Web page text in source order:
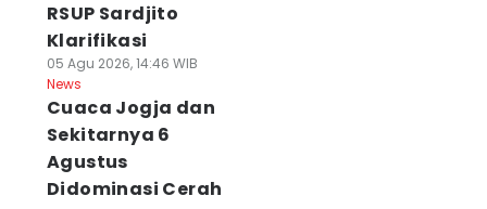
RSUP Sardjito
Klarifikasi
05 Agu 2026, 14:46 WIB
News
Cuaca Jogja dan
Sekitarnya 6
Agustus
Didominasi Cerah